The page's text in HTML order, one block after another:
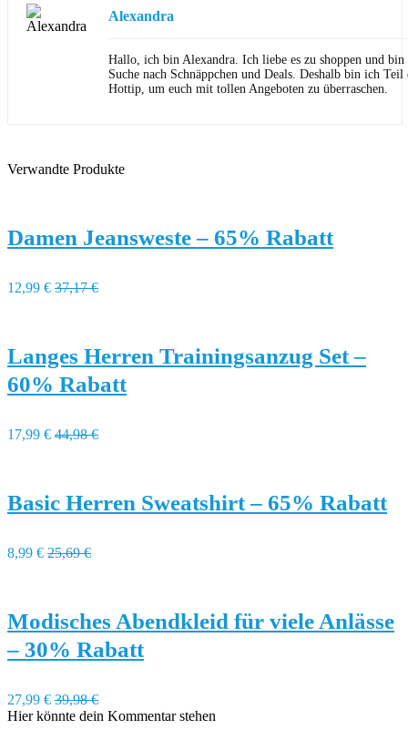
Alexandra
Hallo, ich bin Alexandra. Ich liebe es zu shoppen und
Suche nach Schnäppchen und Deals. Deshalb bin ich Teil
Hottip, um euch mit tollen Angeboten zu überraschen.
Verwandte Produkte
Damen Jeansweste – 65% Rabatt
12,99 € 37,17 €
Langes Herren Trainingsanzug Set –
60% Rabatt
17,99 € 44,98 €
Basic Herren Sweatshirt – 65% Rabatt
8,99 € 25,69 €
Modisches Abendkleid für viele Anlässe
– 30% Rabatt
27,99 € 39,98 €
Hier könnte dein Kommentar stehen